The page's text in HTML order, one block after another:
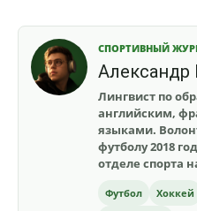
СПОРТИВНЫЙ
Александр
Лингвист по
английским,
языками.
футболу 2018
отделе спорта
Футбол Хоккей